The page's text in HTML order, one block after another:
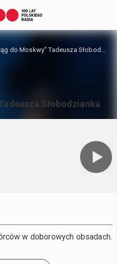
"Pociąg do Moskwy" Tadeusza Słobodzianka
Słobodzianka
w doborowych obsadach.